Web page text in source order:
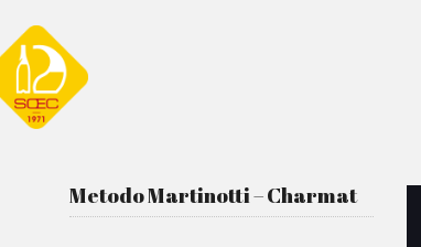
Metodo Martinotti – Charmat